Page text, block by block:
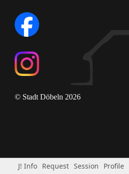
© Stadt Döbeln 2026
J! Info Request Session Profile